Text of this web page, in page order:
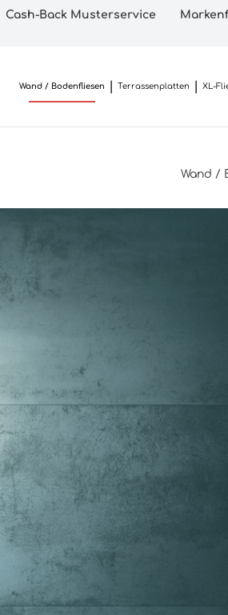
Cash-Back Musterservice
Wand / Bodenfliesen Terrassenplatten XL-
Wand /